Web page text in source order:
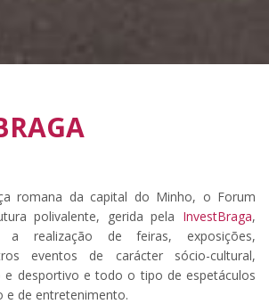
romana da capital do Minho, o Forum
polivalente, gerida pela InvestBraga,
a realização de feiras, exposições,
eventos de carácter sócio-cultural,
e desportivo e todo o tipo de espetáculos
e de entretenimento.